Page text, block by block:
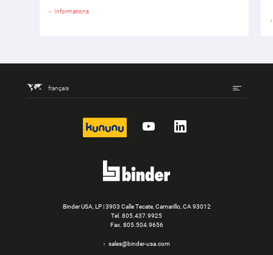
Informations
français
kununu YouTubeLinkedIn
Binder USA, LP | 3903 Calle Tecate, Camarillo, CA 93012
Tel. 805.437.9925
Fax. 805.504.9656
sales@binder-usa.com